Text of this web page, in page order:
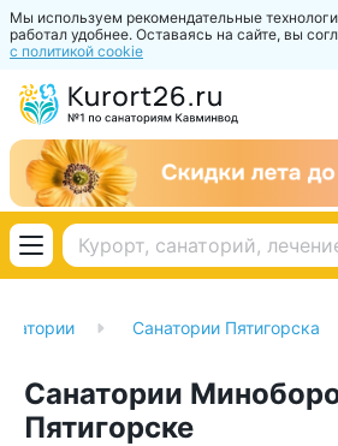
Мы используем рекомендательные
работал удобнее. Оставаясь на сайте, вы
с политикой cookie
Санатории Пятигорска
Санатории
Пятигорске